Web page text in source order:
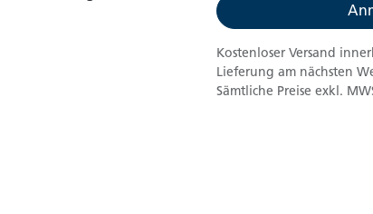
Kostenloser Versand
Lieferung am nächsten
Sämtliche Preise exkl.